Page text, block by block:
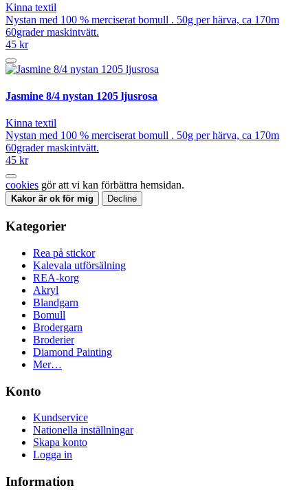
Kinna textil
Nystan med 100 % merciserat bomull . 50g per härva, ca 170m
60grader maskintvätt.
45 kr
Jasmine 8/4 nystan 1205 ljusrosa
Kinna textil
Nystan med 100 % merciserat bomull . 50g per härva, ca 170m
60grader maskintvätt.
45 kr
cookies gör att vi kan förbättra hemsidan.
Kakor är ok för mig Decline
Kategorier
Rea på stickor
Kalevala utförsälning
REA-korg
Akryl
Blandgarn
Bomull
Brodergarn
Broderier
Diamond Painting
Mer…
Konto
Kundservice
Nationella inställningar
Skapa konto
Logga in
Information